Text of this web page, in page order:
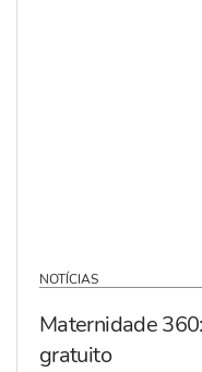
NOTÍCIAS
Maternidade
gratuito